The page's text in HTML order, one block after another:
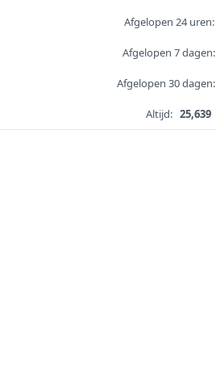
Afgelopen 24 uren:
Afgelopen 7 dagen:
Afgelopen 30 dagen:
Altijd: 25,639